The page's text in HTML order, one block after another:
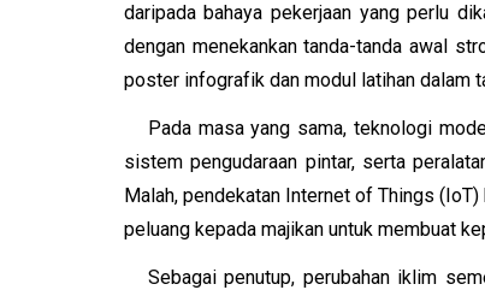
daripada bahaya pekerjaan yang perlu
dengan menekankan tanda-tanda awal
poster infografik dan modul latihan dalam
Pada masa yang sama, teknologi
sistem pengudaraan pintar, serta
Malah, pendekatan Internet of Things
peluang kepada majikan untuk membuat
Sebagai penutup, perubahan iklim